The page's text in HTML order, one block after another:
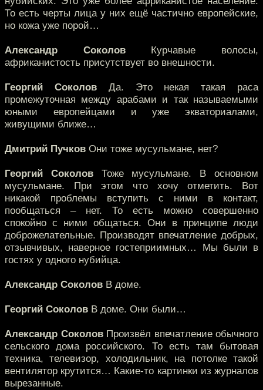
То есть черты лица у них ещё частично европейские,
но кожа уже порой…
Александр СоколовКурчавые волосы,
африканистость присутствует во внешности.
Георгий СоколовДа. Это некая такая раса
промежуточная между арабами и так называемыми
юными европейцами и уже экваториалами,
живущими ближе…
Дмитрий Пучков Они тоже мусульмане, нет?
Георгий СоколовТоже мусульмане. В основном
мусульмане. При этом что хочу отметить. Вот
никакой проблемы вступить с ними в контакт,
пообщаться – нет. То есть можно совершенно
спокойно с ними общаться. Они в принципе люди
доброжелательные. Производят впечатление добрых,
отзывчивых, наверное гостеприимных… Мы были в
гостях у одного нубийца.
Александр Соколов В доме.
Георгий Соколов В доме. Они были…
Александр СоколовПроизвёл впечатление обычного
сельского дома российского. То есть там бытовая
техника, телевизор, холодильник, на потолке такой
вентилятор крутится… Какие-то картинки из журналов
вырезанные.